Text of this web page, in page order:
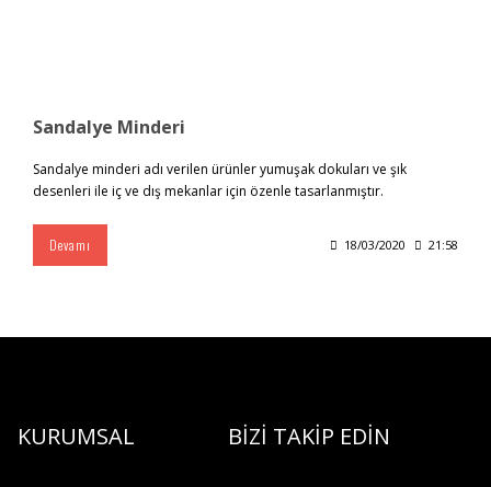
Sandalye Minderi
Sandalye minderi adı verilen ürünler yumuşak dokuları ve şık
desenleri ile iç ve dış mekanlar için özenle tasarlanmıştır.
Devamı 18/03/2020 21:58
KURUMSAL BİZİ TAKİP EDİN